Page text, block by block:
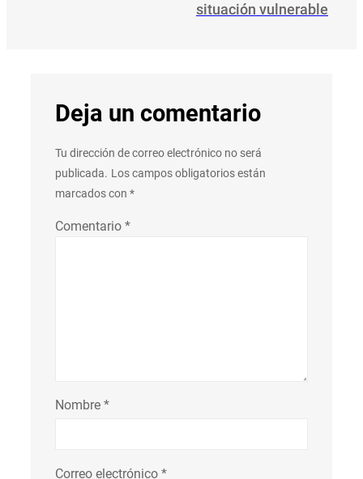
situación vulnerable
Deja un comentario
Tu dirección de correo electrónico no será
publicada. Los campos obligatorios están
marcados con *
Comentario *
Nombre *
Correo electrónico *